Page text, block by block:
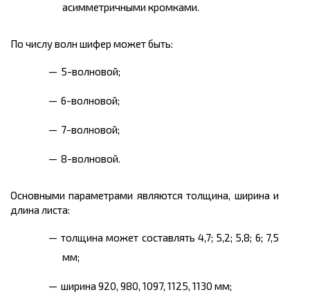
асимметричными кромками.
По числу волн шифер может быть:
5-волновой;
6-волновой;
7-волновой;
8-волновой.
Основными параметрами являются толщина, ширина и
длина листа:
толщина может составлять 4,7; 5,2; 5,8; 6; 7,5
мм;
ширина 920, 980, 1097, 1125, 1130 мм;